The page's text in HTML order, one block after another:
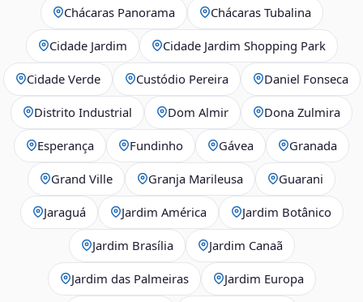
Chácaras Panorama Chácaras Tubalina
Cidade Jardim Cidade Jardim Shopping Park
Cidade Verde Custódio Pereira Daniel Fonseca
Distrito Industrial Dom Almir Dona Zulmira
Esperança Fundinho Gávea Granada
Grand Ville Granja Marileusa Guarani
Jaraguá Jardim América Jardim Botânico
Jardim Brasília Jardim Canaã
Jardim das Palmeiras Jardim Europa